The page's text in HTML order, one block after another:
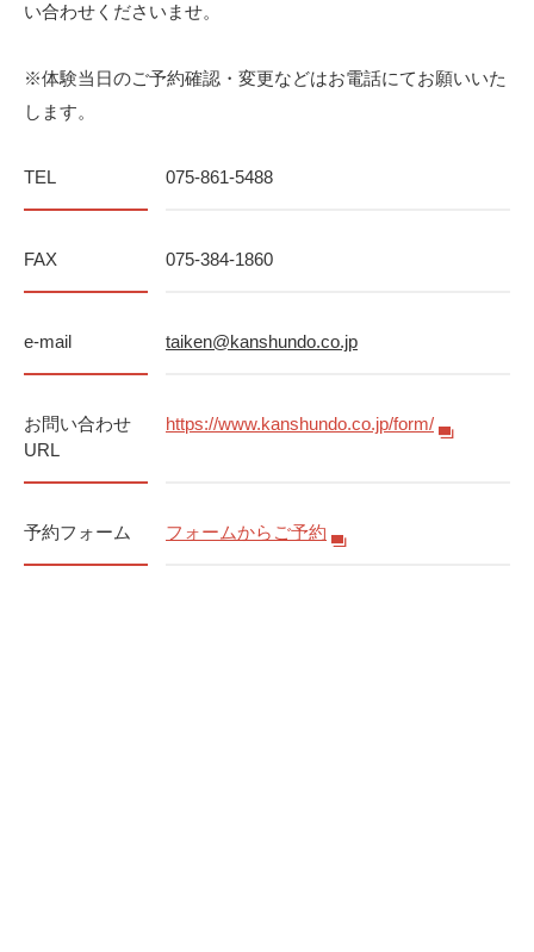
い合わせくださいませ。
※体験当日のご予約確認・変更などはお電話にてお願いいた
します。
TEL 075-861-5488
FAX 075-384-1860
e-mail taiken@kanshundo.co.jp
お問い合わせ
URL
https://www.kanshundo.co.jp/form/
予約フォーム フォームからご予約